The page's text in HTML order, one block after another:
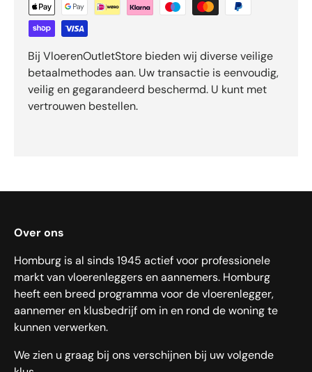
Bij VloerenOutletStore bieden wij diverse veilige
betaalmethodes aan. Uw transactie is eenvoudig,
veilig en gegarandeerd beschermd. U kunt met
vertrouwen bestellen.
Over ons
Homburg is al sinds 1945 actief voor professionele
markt van vloerenleggers en aannemers. Homburg
heeft een breed programma voor de vloerenlegger,
aannemer en klusbedrijf om in en rond de woning te
kunnen verwerken.
We zien u graag bij ons verschijnen bij uw volgende